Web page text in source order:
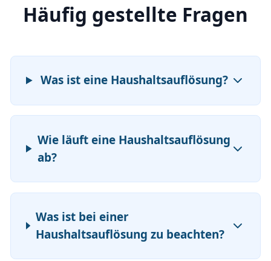
Häufig gestellte Fragen
Was ist eine Haushaltsauflösung?
Wie läuft eine Haushaltsauflösung
ab?
Was ist bei einer
Haushaltsauflösung zu beachten?